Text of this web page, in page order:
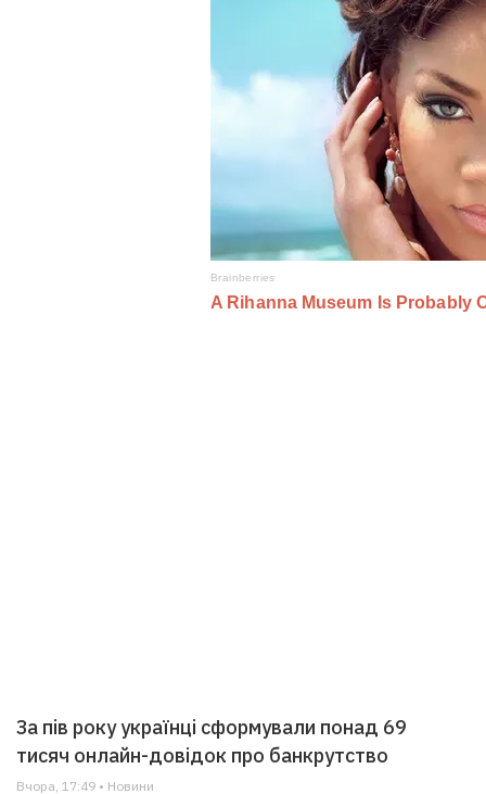
За пів року українці сформували понад 69
тисяч онлайн-довідок про банкрутство
Вчора, 17:49 • Новини